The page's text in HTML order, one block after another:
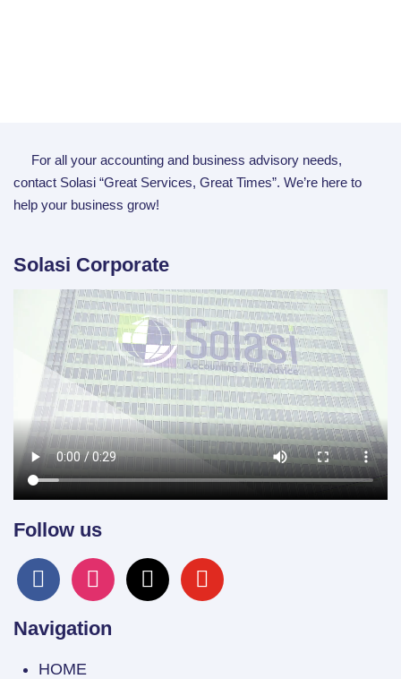
For all your accounting and business advisory needs,
contact Solasi “Great Services, Great Times”. We’re here to
help your business grow!
Solasi Corporate
Follow us
facebookinstagram
x youtube
Navigation
HOME